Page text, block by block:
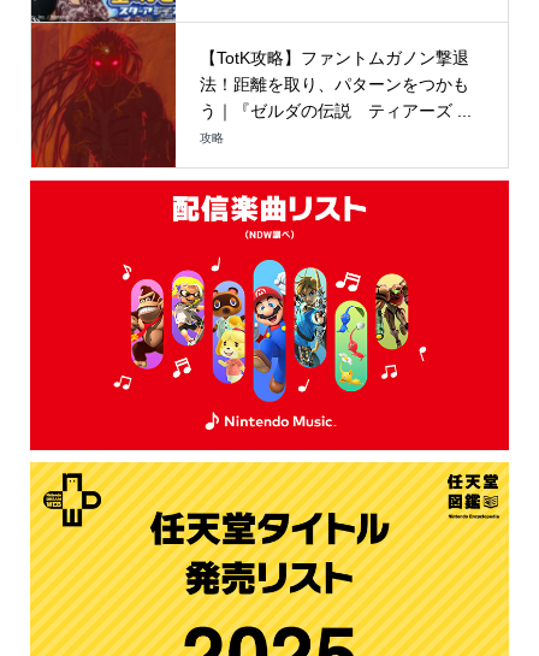
【TotK攻略】ファントムガノン撃退
法！距離を取り、パターンをつかも
う｜『ゼルダの伝説 ティアーズ ...
攻略